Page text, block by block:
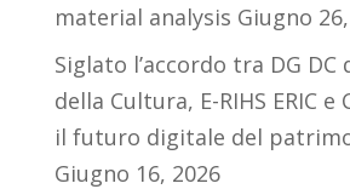
material analysis Giugno
Siglato l’accordo tra DG
della Cultura, E-RIHS ERIC e
il futuro digitale del
Giugno 16, 2026